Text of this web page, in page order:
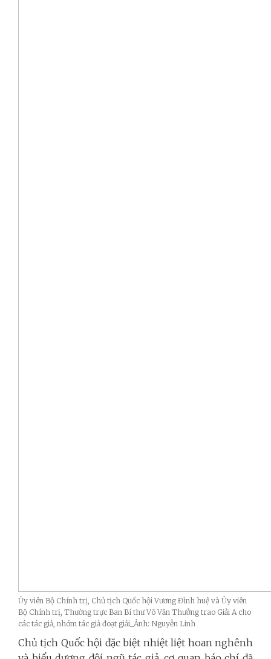
Ủy viên Bộ Chính trị, Chủ tịch Quốc hội Vương Đình huệ và Ủy viên
Bộ Chính trị, Thường trực Ban Bí thư Võ Văn Thưởng trao Giải A cho
các tác giả, nhóm tác giả đoạt giải_Ảnh: Nguyễn Linh
Chủ tịch Quốc hội đặc biệt nhiệt liệt hoan nghênh